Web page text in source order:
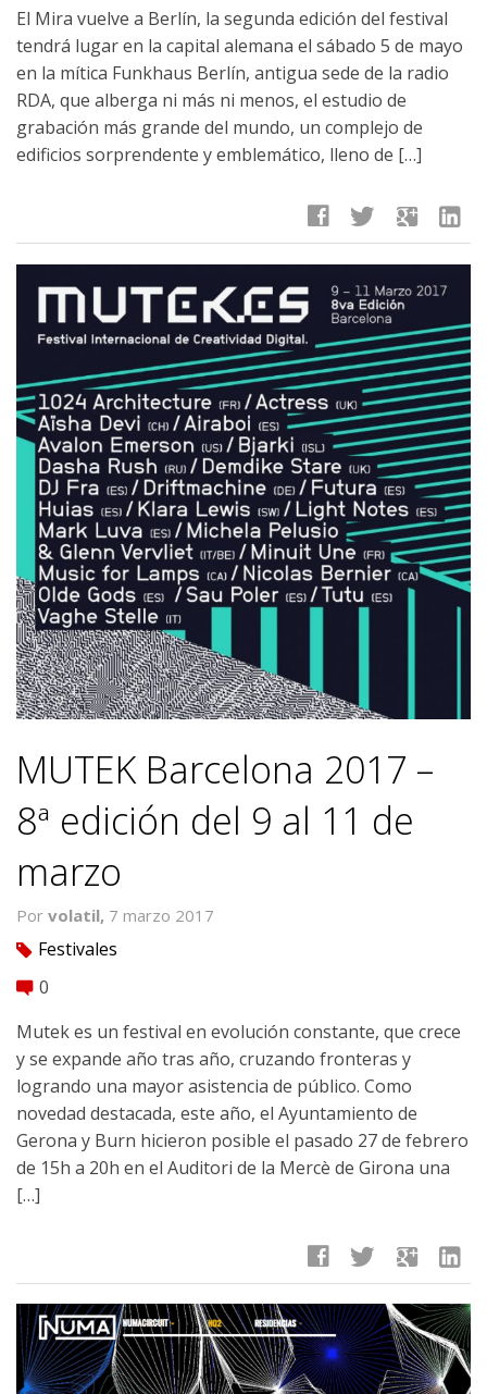
El Mira vuelve a Berlín, la segunda edición del festival
tendrá lugar en la capital alemana el sábado 5 de mayo
en la mítica Funkhaus Berlín, antigua sede de la radio
RDA, que alberga ni más ni menos, el estudio de
grabación más grande del mundo, un complejo de
edificios sorprendente y emblemático, lleno de […]
facebook twitter google linkedin
MUTEK Barcelona 2017 –
8ª edición del 9 al 11 de
marzo
Por volatil, 7 marzo 2017
tag Festivales
comment 0
Mutek es un festival en evolución constante, que crece
y se expande año tras año, cruzando fronteras y
logrando una mayor asistencia de público. Como
novedad destacada, este año, el Ayuntamiento de
Gerona y Burn hicieron posible el pasado 27 de febrero
de 15h a 20h en el Auditori de la Mercè de Girona una
[…]
facebook twitter google linkedin